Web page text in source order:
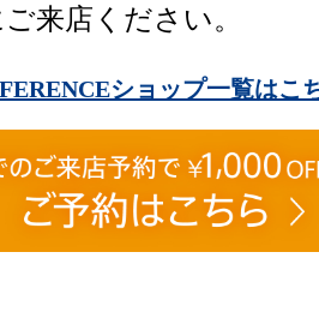
来店ください。
ショップ一覧はこ